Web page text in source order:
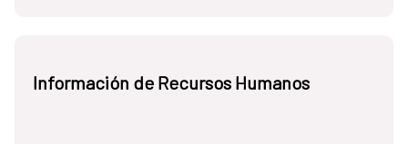
Información de Recursos Humanos